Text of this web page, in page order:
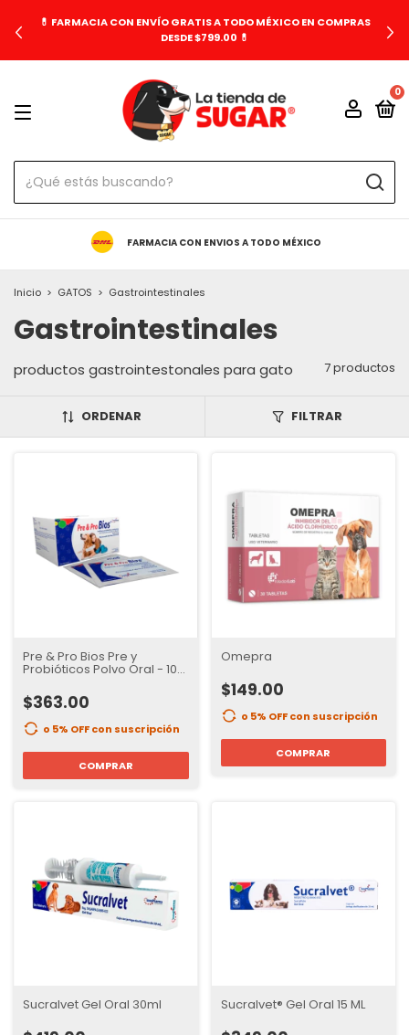
💊 FARMACIA CON ENVÍO GRATIS A TODO MÉXICO EN COMPRAS
DESDE $799.00 💊
0
FARMACIA CON ENVIOS A TODO MÉXICO
Inicio > GATOS > Gastrointestinales
Gastrointestinales
productos gastrointestonales para gato 7 productos
ORDENAR FILTRAR
Pre & Pro Bios Pre y
Probióticos Polvo Oral - 10
$363.00
o 5% OFFcon suscripción
COMPRAR
Omepra
$149.00
o 5% OFFcon suscripción
COMPRAR
Sucralvet Gel Oral 30ml Sucralvet® Gel Oral 15 ML